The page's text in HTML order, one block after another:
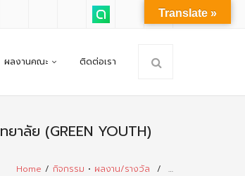
ผลงานคณะ ติดต่อเรา
าลัย (GREEN YOUTH)
Home / กิจกรรม • ผลงาน/รางวัล / …
Translate »